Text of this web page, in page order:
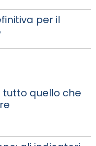
per il
tutto quello che